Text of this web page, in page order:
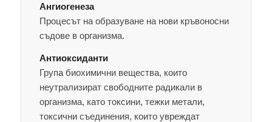
Ангиогенеза
Процесът на образуване на нови кръвоносни
съдове в организма.
Антиоксиданти
Група биохимични вещества, които
неутрализират свободните радикали в
организма, като токсини, тежки метали,
токсични съединения, които увреждат